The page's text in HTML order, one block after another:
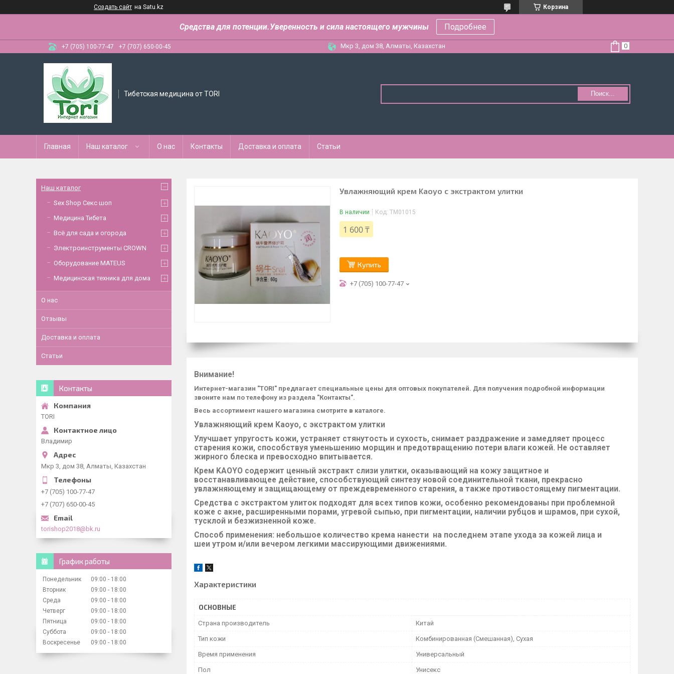
Создать сайт на Satu.kz Корзина
Средства для потенции.Уверенность и сила настоящего мужчины Подробнее
+7 (705) 100-77-47 +7 (707) 650-00-45 Мкр 3, дом 38, Алматы, Казахстан
Тибетская медицина от TORI Поиск...
Главная Наш каталог О нас Контакты Доставка и оплата Статьи
Увлажняющий крем Kaoyo с экстрактом улитки
В наличии Код: ТМ01015
1 600 ₸
Купить
+7 (705) 100-77-47
Внимание!
Интернет-магазин "TORI" предлагает специальные цены для оптовых покупателей. Для получения подробной информации
звоните нам по телефону из раздела "Контакты".
Весь ассортимент нашего магазина смотрите в каталоге.
Увлажняющий крем Kaoyo, с экстрактом улитки
Улучшает упругость кожи, устраняет стянутость и сухость, снимает раздражение и замедляет процесс
старения кожи, способствуя уменьшению морщин и предотвращению потери влаги кожей. Не оставляет
жирного блеска и превосходно впитывается.
Крем KAOYO содержит ценный экстракт слизи улитки, оказывающий на кожу защитное и
восстанавливающее действие, способствующий синтезу новой соединительной ткани, прекрасно
увлажняющему и защищающему от преждевременного старения, а также противостоящему пигментации.
Средства с экстрактом улиток подходят для всех типов кожи, особенно рекомендованы при проблемной
коже с акне, расширенными порами, угревой сыпью, при пигментации, наличии рубцов и шрамов, при сухой,
тусклой и безжизненной коже.
Способ применения: небольшое количество крема нанести на последнем этапе ухода за кожей лица и
шеи утром и/или вечером легкими массирующими движениями.
Характеристики
ОСНОВНЫЕ
Страна производитель Китай
Тип кожи Комбинированная (Смешанная), Сухая
Время применения Универсальный
Пол Унисекс
Наш каталог
Sex Shop Секс шоп
Медицина Тибета
Всё для сада и огорода
Электроинструменты CROWN
Оборудование MATEUS
Медицинская техника для дома
О нас
Отзывы
Доставка и оплата
Статьи
Контакты
TORI
Владимир
Мкр 3, дом 38, Алматы, Казахстан
+7 (705) 100-77-47
+7 (707) 650-00-45
torishop2018@bk.ru
График работы
Понедельник 09:00
18:00
Вторник
09:00
18:00
Среда
09:00
18:00
Четверг
09:00
18:00
Пятница
09:00
18:00
Суббота
09:00
18:00
Воскресенье
09:00 18:00